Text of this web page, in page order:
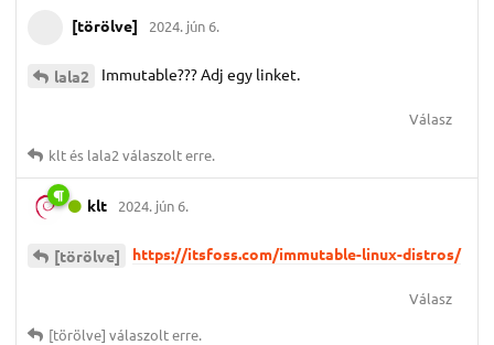
[törölve] 2024. jún 6.
lala2 Immutable??? Adj egy linket.
Válasz
kltés lala2 válaszolt erre.
klt 2024. jún 6.
[törölve] https://itsfoss.com/immutable-linux-distros/
Válasz
[törölve] válaszolt erre.